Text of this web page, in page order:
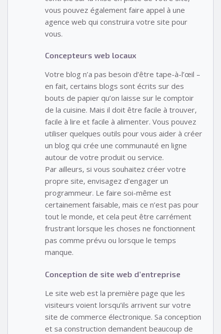
vous pouvez également faire appel à une
agence web qui construira votre site pour
vous.
Concepteurs web locaux
Votre blog n’a pas besoin d’être tape-à-l’œil –
en fait, certains blogs sont écrits sur des
bouts de papier qu’on laisse sur le comptoir
de la cuisine. Mais il doit être facile à trouver,
facile à lire et facile à alimenter. Vous pouvez
utiliser quelques outils pour vous aider à créer
un blog qui crée une communauté en ligne
autour de votre produit ou service.
Par ailleurs, si vous souhaitez créer votre
propre site, envisagez d’engager un
programmeur. Le faire soi-même est
certainement faisable, mais ce n’est pas pour
tout le monde, et cela peut être carrément
frustrant lorsque les choses ne fonctionnent
pas comme prévu ou lorsque le temps
manque.
Conception de site web d’entreprise
Le site web est la première page que les
visiteurs voient lorsqu’ils arrivent sur votre
site de commerce électronique. Sa conception
et sa construction demandent beaucoup de